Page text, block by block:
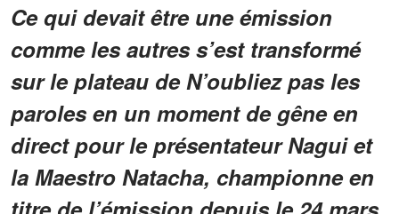
Ce qui devait être une émission
comme les autres s’est transformé
sur le plateau de N’oubliez pas les
paroles en un moment de gêne en
direct pour le présentateur Nagui et
la Maestro Natacha, championne en